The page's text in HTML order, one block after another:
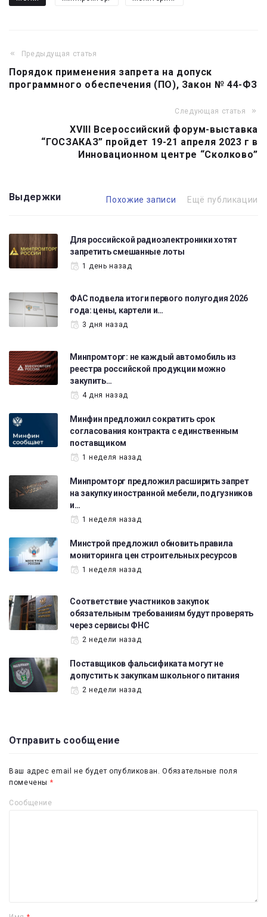
Навигация
по
записям
Предыдущая статья
Порядок применения запрета на допуск
программного обеспечения (ПО), Закон № 44-ФЗ
Следующая статья
XVIII Всероссийский форум-выставка
“ГОСЗАКАЗ” пройдет 19-21 апреля 2023 г в
Инновационном центре “Сколково”
Выдержки Похожие записи Ещё публикации
Для российской радиоэлектроники хотят
запретить смешанные лоты
1 день назад
ФАС подвела итоги первого полугодия 2026
года: цены, картели и…
3 дня назад
Минпромторг: не каждый автомобиль из
реестра российской продукции можно
закупить…
4 дня назад
Минфин предложил сократить срок
согласования контракта с единственным
поставщиком
1 неделя назад
Минпромторг предложил расширить запрет
на закупку иностранной мебели, подгузников
и…
1 неделя назад
Минстрой предложил обновить правила
мониторинга цен строительных ресурсов
1 неделя назад
Соответствие участников закупок
обязательным требованиям будут проверять
через сервисы ФНС
2 недели назад
Поставщиков фальсификата могут не
допустить к закупкам школьного питания
2 недели назад
Отправить сообщение
Ваш адрес email не будет опубликован. Обязательные поля
помечены *
Сообщение